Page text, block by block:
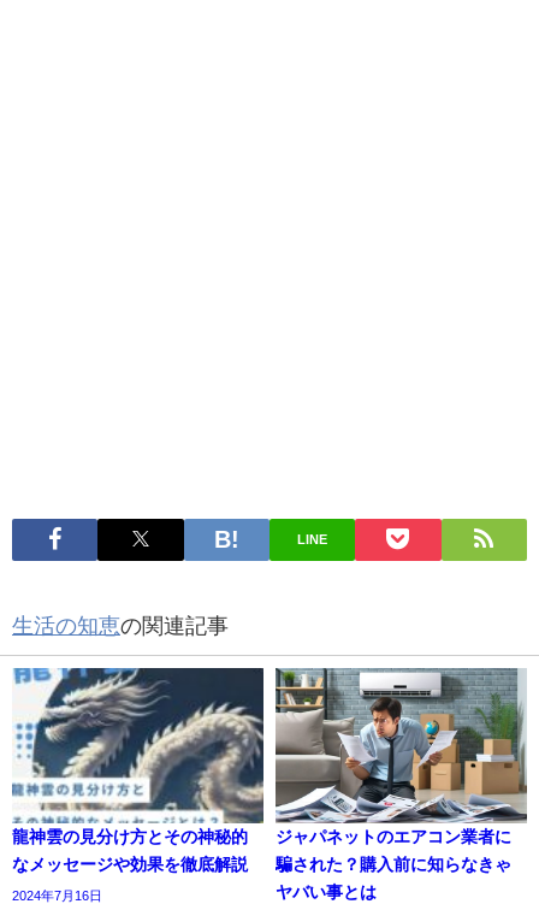
LINE
生活の知恵の関連記事
龍神雲の見分け方とその神秘的
なメッセージや効果を徹底解説
2024年7月16日
ジャパネットのエアコン業者に
騙された？購入前に知らなきゃ
ヤバい事とは